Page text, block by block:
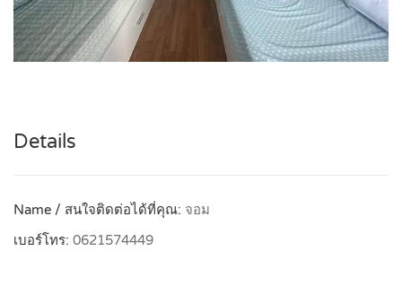
Details
Name / สนใจติดต่อได้ที่คุณ: จอม
เบอร์โทร: 0621574449